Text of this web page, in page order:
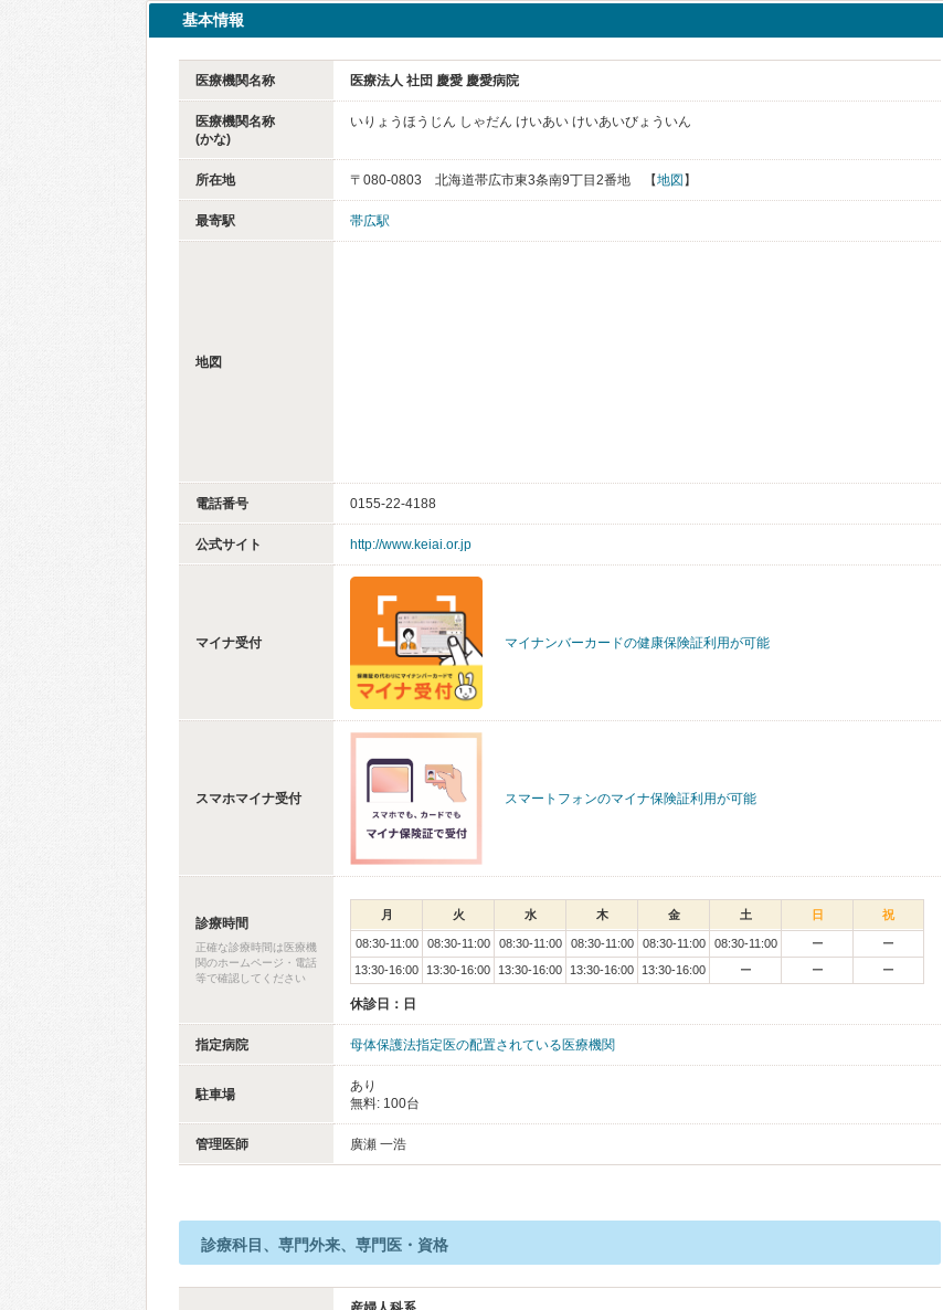
基本情報
医療機関名称 医療法人 社団 慶愛 慶愛病院
医療機関名称
(かな)
いりょうほうじん しゃだん けいあい けいあいびょういん
所在地 〒080-0803 北海道帯広市東3条南9丁目2番地 【地図 】
最寄駅 帯広駅
地図
電話番号 0155-22-4188
公式サイト http://www.keiai.or.jp
マイナ受付 マイナンバーカードの健康保険証利用が可能
スマホマイナ受付 スマートフォンのマイナ保険証利用が可能
診療時間
正確な診療時間は医療機
関のホームページ・電話
等で確認してください
月 火 水 木 金 土 日 祝
08:30-11:00 08:30-11:00 08:30-11:00 08:30-11:00 08:30-11:00 08:30-11:00 ー
ー
13:30-16:00
13:30-16:00 13:30-16:00 13:30-16:00 13:30-16:00 ー ー ー
休診日：日
指定病院 母体保護法指定医の配置されている医療機関
駐車場
あり
無料: 100台
管理医師 廣瀬 一浩
診療科目、専門外来、専門医・資格